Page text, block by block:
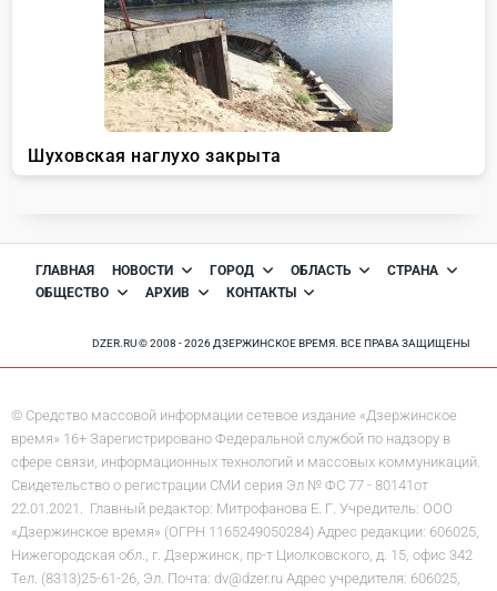
ГЛАВНАЯ НОВОСТИ ГОРОД ОБЛАСТЬ
СТРАНА
ОБЩЕСТВО
АРХИВ КОНТАКТЫ
DZER.RU © 2008 - 2026 ДЗЕРЖИНСКОЕ ВРЕМЯ. ВСЕ ПРАВА ЗАЩИЩЕНЫ
© Средство массовой информации сетевое издание «Дзержинское
время» 16+ Зарегистрировано Федеральной службой по надзору в
сфере связи, информационных технологий и массовых коммуникаций.
Свидетельство о регистрации СМИ серия Эл № ФС 77 - 80141от
22.01.2021. Главный редактор: Митрофанова Е. Г. Учредитель: ООО
«Дзержинское время» (ОГРН 1165249050284) Адрес редакции: 606025,
Нижегородская обл., г. Дзержинск, пр-т Циолковского, д. 15, офис 342
Тел. (8313)25-61-26, Эл. Почта: dv@dzer.ru Адрес учредителя: 606025,